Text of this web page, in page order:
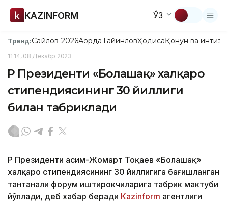
KAZINFORM ЎЗ
Тренд:Сайлов-2026АқордаТайинловҲодисаҚонун ва
11:14, 08 Декабр 2023
ҚР Президенти «Болашақ» халқаро
стипендиясининг 30 йиллиги
билан табриклади
ҚР Президенти Қасим-Жомарт Тоқаев «Болашақ»
халқаро стипендиясининг 30 йиллигига бағишланган
тантанали форум иштирокчиларига табрик мактуби
йўллади, деб хабар беради Каzinform агентлиги